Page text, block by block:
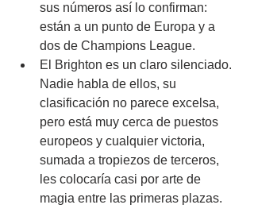
sus números así lo confirman:
están a un punto de Europa y a
dos de Champions League.
El Brighton es un claro silenciado.
Nadie habla de ellos, su
clasificación no parece excelsa,
pero está muy cerca de puestos
europeos y cualquier victoria,
sumada a tropiezos de terceros,
les colocaría casi por arte de
magia entre las primeras plazas.